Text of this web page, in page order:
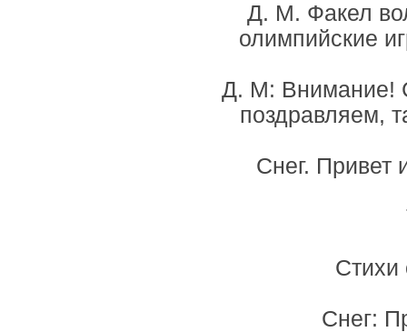
Д. М. Факел
олимпийские
Д. М: Внимание!
поздравляем,
Снег. Привет
Стихи
Снег: